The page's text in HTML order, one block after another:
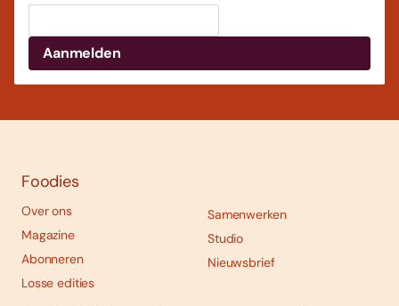
Foodies
Over ons
Magazine
Abonneren
Losse edities
Samenwerken
Studio
Nieuwsbrief